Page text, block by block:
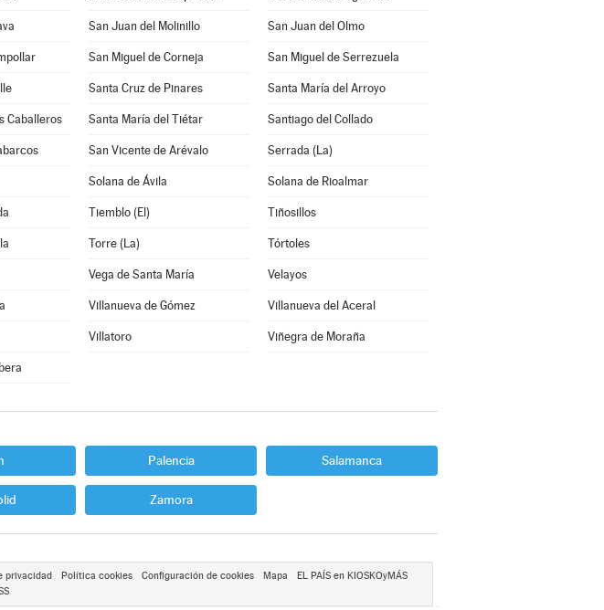
San Juan del Molinillo San Juan del Olmo
San Miguel de Corneja San Miguel de Serrezuela
Santa Cruz de Pinares Santa María del Arroyo
Caballeros Santa María del Tiétar Santiago del Collado
San Vicente de Arévalo Serrada (La)
Solana de Ávila Solana de Rioalmar
Tiemblo (El) Tiñosillos
Torre (La) Tórtoles
Vega de Santa María Velayos
Villanueva de Gómez Villanueva del Aceral
Villatoro Viñegra de Moraña
Palencia Salamanca
Zamora
privacidad Política cookies Configuración de cookies Mapa
EL PAÍS en KIOSKOyMÁS